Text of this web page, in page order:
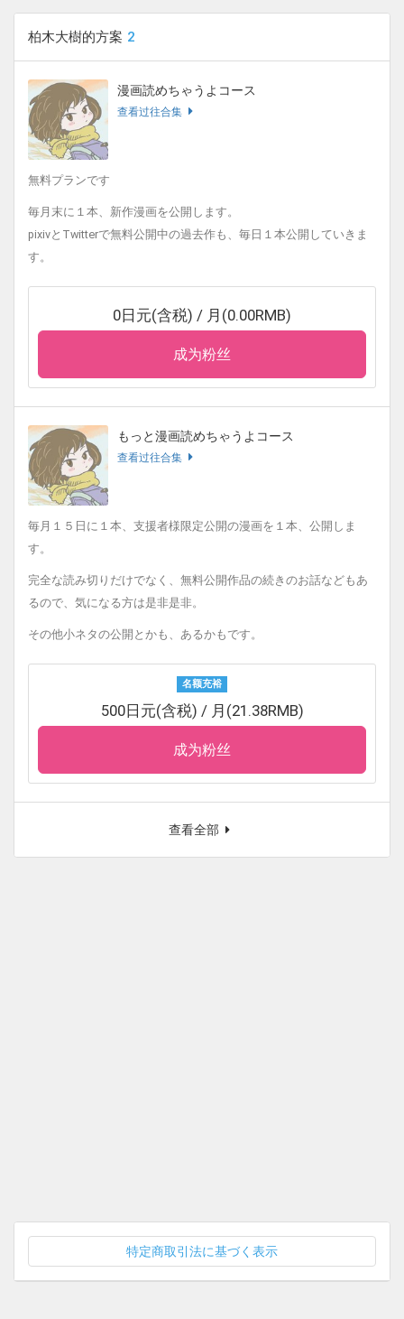
https://fantia.jp/posts/842099
https://fantia.jp/posts/754941
柏木大樹的方案 2
漫画読めちゃうよコース
查看过往合集
無料プランです
毎月末に１本、新作漫画を公開します。
pixivとTwitterで無料公開中の過去作も、毎日１本公開していきま
す。
0日元(含税) / 月(0.00RMB)
成为粉丝
もっと漫画読めちゃうよコース
查看过往合集
毎月１５日に１本、支援者様限定公開の漫画を１本、公開しま
す。
完全な読み切りだけでなく、無料公開作品の続きのお話などもあ
るので、気になる方は是非是非。
その他小ネタの公開とかも、あるかもです。
名额充裕
500日元(含税) / 月(21.38RMB)
成为粉丝
查看全部
特定商取引法に基づく表示